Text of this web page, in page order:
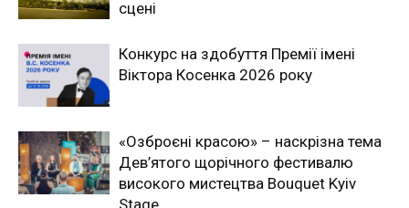
сцені
Конкурс на здобуття Премії імені
Віктора Косенка 2026 року
«Озброєні красою» – наскрізна тема
Дев’ятого щорічного фестивалю
високого мистецтва Bouquet Kyiv